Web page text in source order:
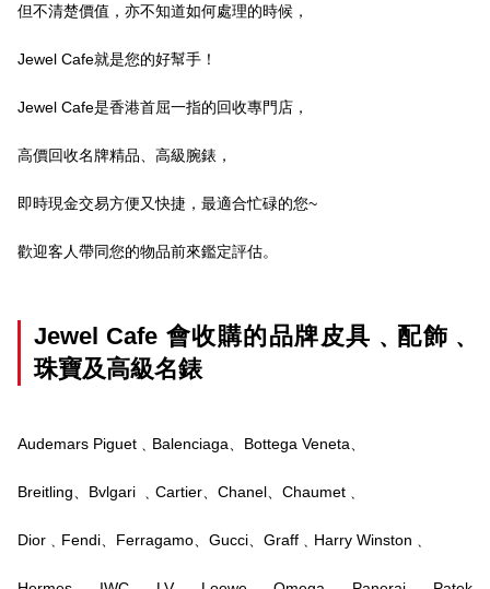
但不清楚價值，亦不知道如何處理的時候，
Jewel Cafe就是您的好幫手！
Jewel Cafe是香港首屈一指的回收專門店，
高價回收名牌精品、高級腕錶，
即時現金交易方便又快捷，最適合忙碌的您~
歡迎客人帶同您的物品前來鑑定評估。
Jewel Cafe 會收購的品牌皮具﹑配飾﹑
珠寶及高級名錶
Audemars Piguet﹑Balenciaga、Bottega Veneta、
Breitling、Bvlgari ﹑Cartier、Chanel、Chaumet﹑
Dior﹑Fendi、Ferragamo、Gucci、Graff﹑Harry Winston﹑